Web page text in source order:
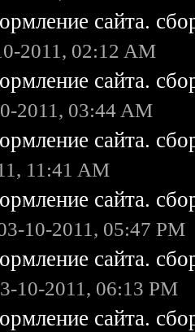
сайта.
2011, 02:12 AM
сайта.
2011, 03:44 AM
сайта.
11:41 AM
сайта.
10-2011, 05:47 PM
сайта.
10-2011, 06:13 PM
сайта.